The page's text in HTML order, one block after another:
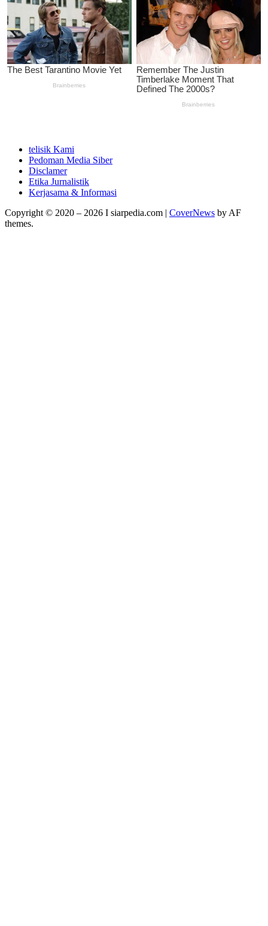
telisik Kami
Pedoman Media Siber
Disclamer
Etika Jurnalistik
Kerjasama & Informasi
Copyright © 2020 – 2026 I siarpedia.com | CoverNews by AF
themes.